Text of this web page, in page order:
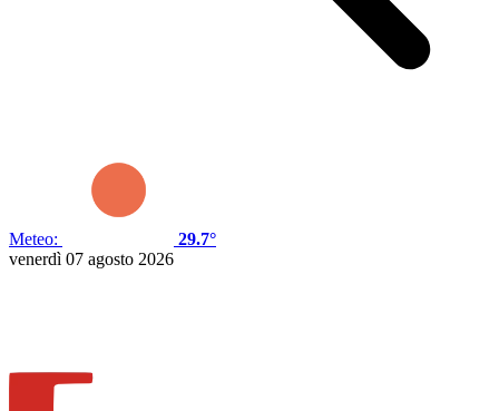
Meteo:
29.7°
venerdì 07 agosto 2026